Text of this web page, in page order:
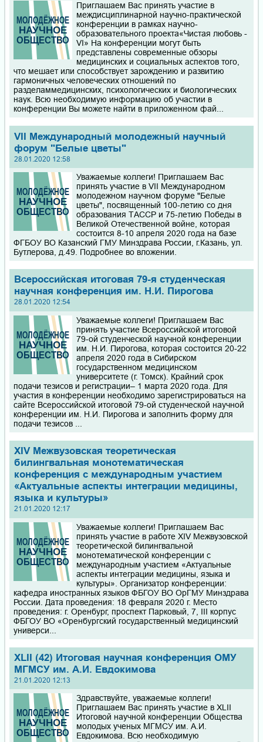
Приглашаем Вас принять участие в
междисциплинарной научно-практической
конференции в рамках научно-
образовательного проекта«Чистая любовь -
VI» На конференции могут быть
представлены современные обзоры
медицинских и социальных аспектов того,
что мешает или способствует зарождению и развитию
гармоничных человеческих отношений по
разделаммедицинских, психологических и биологических
наук. Всю необходимую информацию об участии в
конференции Вы можете найти в приложенном фай...
VII Международный молодежный научный
форум "Белые цветы"
28.01.2020 12:58
Уважаемые коллеги! Приглашаем Вас
принять участие в VII Международном
молодежном научном форуме "Белые
цветы", посвященный 100-летию со дня
образования ТАССР и 75-летию Победы в
Великой Отечественной войне, которая
состоится 8-10 апреля 2020 года на базе
ФГБОУ ВО Казанский ГМУ Минздрава России, г.Казань, ул.
Бутлерова, д.49. Подробнее во вложении.
Всероссийская итоговая 79-я студенческая
научная конференция им. Н.И. Пирогова
28.01.2020 12:54
Уважаемые коллеги! Приглашаем Вас
принять участие Всероссийской итоговой
79-ой студенческой научной конференции
им. Н.И. Пирогова, которая состоится 20-22
апреля 2020 года в Сибирском
государственном медицинском
университете (г. Томск). Крайний срок
подачи тезисов и регистрации– 1 марта 2020 года. Для
участия в конференции необходимо зарегистрироваться на
сайте Всероссийской итоговой 79-ой студенческой научной
конференции им. Н.И. Пирогова и заполнить форму для
подачи тезисов ...
XIV Межвузовская теоретическая
билингвальная монотематическая
конференция с международным участием
«Актуальные аспекты интеграции медицины,
языка и культуры»
21.01.2020 12:17
Уважаемые коллеги! Приглашаем Вас
принять участие в работе XIV Межвузовской
теоретической билингвальной
монотематической конференции с
международным участием «Актуальные
аспекты интеграции медицины, языка и
культуры». Организатор конференции:
кафедра иностранных языков ФБГОУ ВО ОрГМУ Минздрава
России. Дата проведения: 18 февраля 2020 г. Место
проведения: г. Оренбург, проспект Парковый, 7, III корпус
ФБГОУ ВО «Оренбургский государственный медицинский
универси...
XLII (42) Итоговая научная конференция ОМУ
МГМСУ им. А.И. Евдокимова
21.01.2020 12:13
Здравствуйте, уважаемые коллеги!
Приглашаем Вас принять участие в XLII
Итоговой научной конференции Общества
молодых ученых МГМСУ им. А.И.
Евдокимова. Всю необходимую